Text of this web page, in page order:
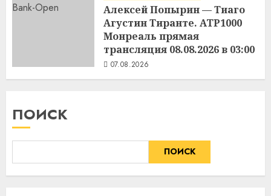
Алексей Попырин — Тиаго
Агустин Тиранте. ATP1000
Монреаль прямая
трансляция 08.08.2026 в 03:00
07.08.2026
ПОИСК
ПОИСК